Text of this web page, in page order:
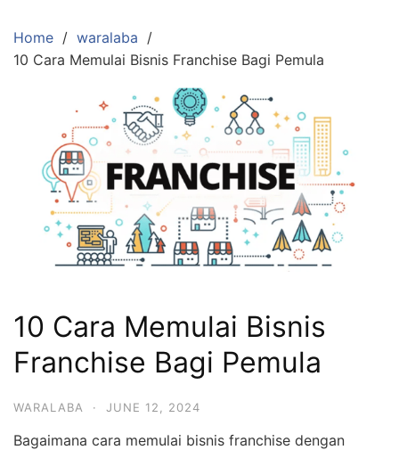
content
Home
waralaba
10 Cara Memulai Bisnis Franchise Bagi Pemula
10 Cara Memulai Bisnis
Franchise Bagi Pemula
WARALABA · JUNE 12, 2024
Bagaimana cara memulai bisnis franchise dengan